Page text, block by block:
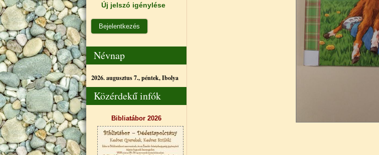
Új jelszó igénylése
Névnap
2026. augusztus 7., péntek,Ibolya
Közérdekű infók
Bibliatábor 2026